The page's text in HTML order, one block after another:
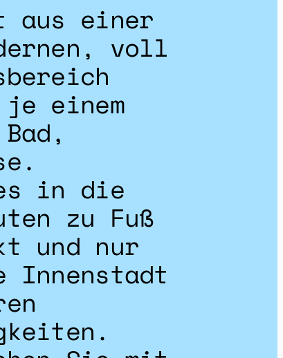
aus einer
voll
einem
in die
zu Fuß
und nur
Innenstadt